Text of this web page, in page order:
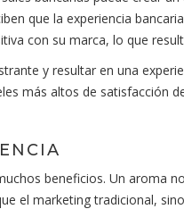
que la experiencia
con su marca, lo que
y resultar en una
más altos de satisfacción
beneficios. Un aroma
el marketing tradicional,